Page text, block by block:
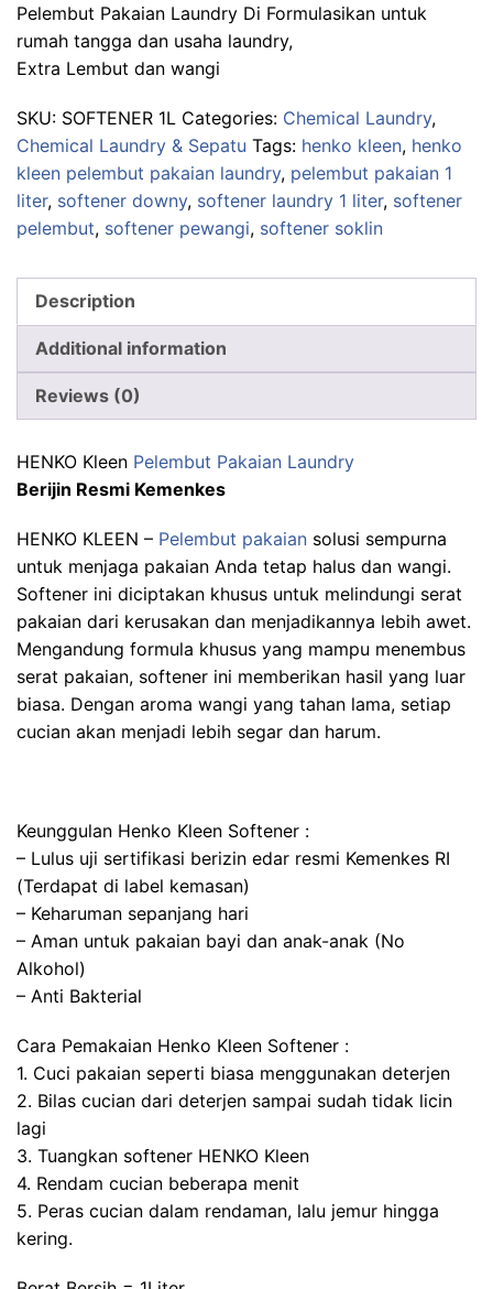
was:
Rp 15,000.
is:
Rp 12,000.
Pelembut Pakaian Laundry Di Formulasikan untuk
rumah tangga dan usaha laundry,
Extra Lembut dan wangi
SKU: SOFTENER 1L Categories: Chemical Laundry,
Chemical Laundry & Sepatu Tags: henko kleen, henko
kleen pelembut pakaian laundry, pelembut pakaian 1
liter, softener downy, softener laundry 1 liter, softener
pelembut, softener pewangi, softener soklin
Description
Additional information
Reviews (0)
HENKO Kleen Pelembut Pakaian Laundry
Berijin Resmi Kemenkes
HENKO KLEEN – Pelembut pakaian solusi sempurna
untuk menjaga pakaian Anda tetap halus dan wangi.
Softener ini diciptakan khusus untuk melindungi serat
pakaian dari kerusakan dan menjadikannya lebih awet.
Mengandung formula khusus yang mampu menembus
serat pakaian, softener ini memberikan hasil yang luar
biasa. Dengan aroma wangi yang tahan lama, setiap
cucian akan menjadi lebih segar dan harum.
Keunggulan Henko Kleen Softener :
– Lulus uji sertifikasi berizin edar resmi Kemenkes RI
(Terdapat di label kemasan)
– Keharuman sepanjang hari
– Aman untuk pakaian bayi dan anak-anak (No
Alkohol)
– Anti Bakterial
Cara Pemakaian Henko Kleen Softener :
1. Cuci pakaian seperti biasa menggunakan deterjen
2. Bilas cucian dari deterjen sampai sudah tidak licin
lagi
3. Tuangkan softener HENKO Kleen
4. Rendam cucian beberapa menit
5. Peras cucian dalam rendaman, lalu jemur hingga
kering.